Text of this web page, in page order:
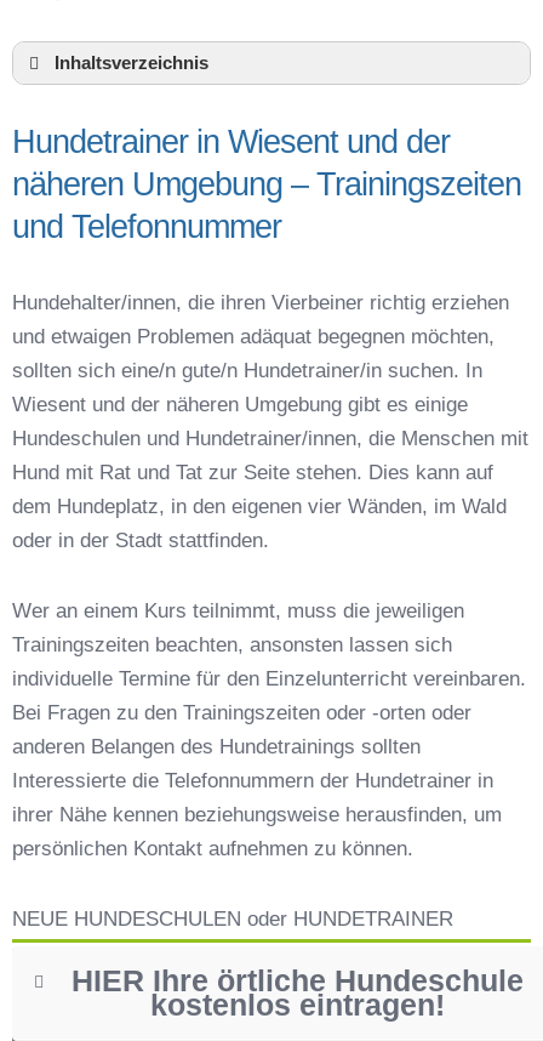
Inhaltsverzeichnis
Hundetrainer in Wiesent und der näheren
Telefonnummer
Das macht einen guten Hundetrainer aus
Hundetrainer Ausbildung in Wiesent oder online
Hundezubehör für das Training und
Hundespielzeug zur Beschäftigung
Preisvergleich der Hundeschulen in Wiesent
Hundeschulen vs. Hundesportvereine in
Wiesent
So findet man den richtigen Hundetrainer in
Wiesent
Hundetrainer in Wiesent und der
näheren Umgebung – Trainingszeiten
und Telefonnummer
Hundehalter/innen, die ihren Vierbeiner richtig erziehen
und etwaigen Problemen adäquat begegnen möchten,
sollten sich eine/n gute/n Hundetrainer/in suchen. In
Wiesent und der näheren Umgebung gibt es einige
Hundeschulen und Hundetrainer/innen, die Menschen mit
Hund mit Rat und Tat zur Seite stehen. Dies kann auf
dem Hundeplatz, in den eigenen vier Wänden, im Wald
oder in der Stadt stattfinden.
Wer an einem Kurs teilnimmt, muss die jeweiligen
Trainingszeiten beachten, ansonsten lassen sich
individuelle Termine für den Einzelunterricht vereinbaren.
Bei Fragen zu den Trainingszeiten oder -orten oder
anderen Belangen des Hundetrainings sollten
Interessierte die Telefonnummern der Hundetrainer in
ihrer Nähe kennen beziehungsweise herausfinden, um
persönlichen Kontakt aufnehmen zu können.
NEUE HUNDESCHULEN oder HUNDETRAINER
HIER Ihre örtliche Hundeschule
kostenlos eintragen!